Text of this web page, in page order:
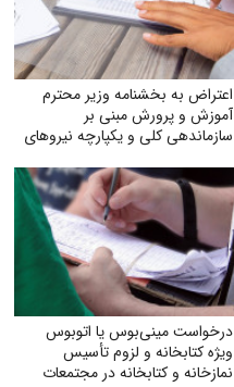
اعتراض به بخشنامه وزیر محترم
آموزش و پرورش مبنی بر
سازماندهی کلی و یکپارچه نیروهای
تربیت بدنی
درخواست مینی‌بوس یا اتوبوس
ویژه کتابخانه و لزوم تأسیس
نمازخانه و کتابخانه در مجتمعات